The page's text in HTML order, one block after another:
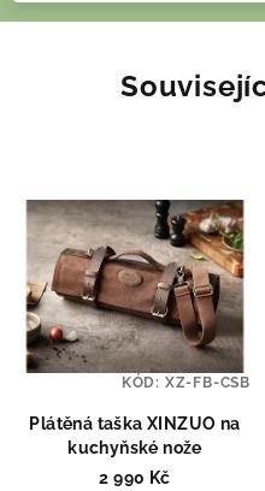
Plátěná taška XINZUO na
kuchyňské nože
2 990 Kč
KÓD: XZ-FB-CSB